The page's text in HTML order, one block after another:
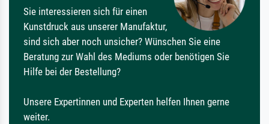
Sie interessieren sich für einen
Kunstdruck aus unserer Manufaktur,
sind sich aber noch unsicher? Wünschen Sie eine
Beratung zur Wahl des Mediums oder benötigen Sie
Hilfe bei der Bestellung?
Unsere Expertinnen und Experten helfen Ihnen gerne
weiter.